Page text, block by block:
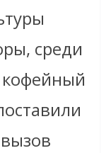
среди